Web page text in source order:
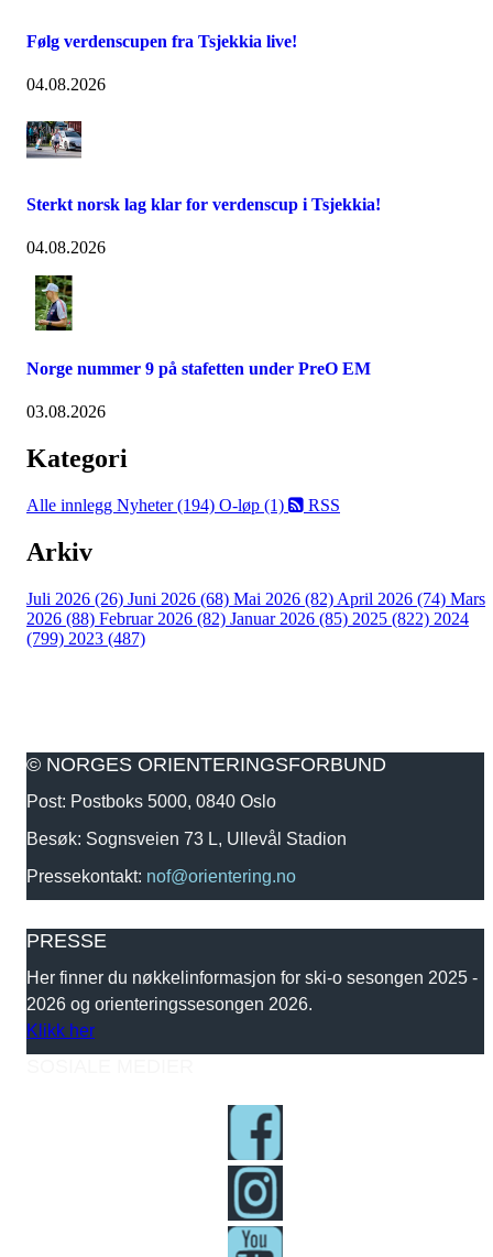
Følg verdenscupen fra Tsjekkia live!
04.08.2026
Sterkt norsk lag klar for verdenscup i Tsjekkia!
04.08.2026
Norge nummer 9 på stafetten under PreO EM
03.08.2026
Kategori
Alle innlegg Nyheter (194) O-løp (1) RSS
Arkiv
Juli 2026 (26) Juni 2026 (68) Mai 2026 (82) April 2026 (74) Mars
2026 (88) Februar 2026 (82) Januar 2026 (85) 2025 (822) 2024
(799) 2023 (487)
© NORGES ORIENTERINGSFORBUND
Post: Postboks 5000, 0840 Oslo
Besøk: Sognsveien 73 L, Ullevål Stadion
Pressekontakt: nof@orientering.no
PRESSE
Her finner du nøkkelinformasjon for ski-o sesongen 2025 -
2026 og orienteringssesongen 2026.
Klikk her